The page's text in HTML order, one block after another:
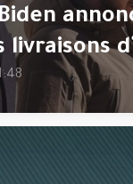
livraisons